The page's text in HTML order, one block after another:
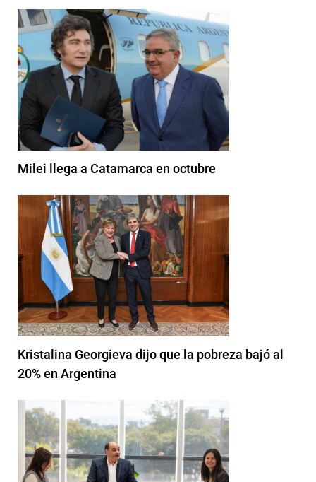
Milei llega a Catamarca en octubre
Kristalina Georgieva dijo que la pobreza bajó al
20% en Argentina